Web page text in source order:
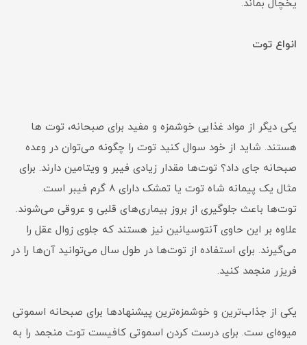
یخچال بماند.
انواع توت
یکی دیگر از مواد غذایی خوشمزه و مفید برای صبحانه، توت ها
هستند. شاید از خود سوال کنید توت را چگونه می‌توان در وعده
صبحانه جای داد؟ توت‌ها مقدار زیادی فیبر و ویتامین دارند. برای
مثال یک پیمانه شاه توت یا تمشک دارای 8 گرم فیبر است.
توت‌ها باعث جلوگیری از بروز بیماری‌های قلبی و عروقی می‌شوند.
علاوه بر این حاوی آنتوسیانین نیز هستند که جلوی زوال عقل را
می‌گیرند. برای استفاده از توت‌ها در طول سال می‌توانید آن‌ها را در
فریزر منجمد کنید.
یکی از جذاب‌ترین و خوشمزه‌ترین پیشنهاد‌ها برای صبحانه اسموتی
میوه‌ای ست. برای درست کردن اسموتی کافیست توت منجمد را به